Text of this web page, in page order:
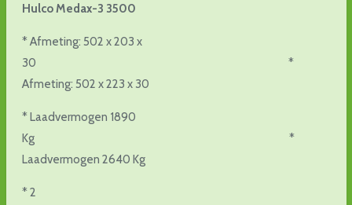
Hulco Medax-3 3500
* Afmeting: 502 x 203 x
30 *
Afmeting: 502 x 223 x 30
* Laadvermogen 1890
Kg *
Laadvermogen 2640 Kg
* 2